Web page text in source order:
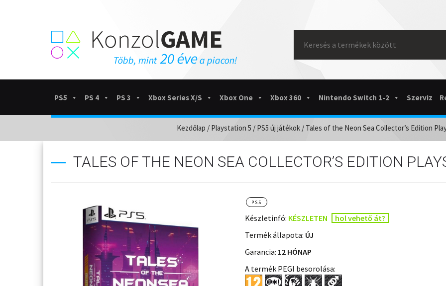
for:
PS5 PS 4 PS 3 Xbox Series X/S Xbox One Xbox 360 Nintendo Switch 1-2 Szerviz
Kezdőlap / Playstation 5 / PS5 új játékok / Tales of the Neon Sea Collector’s Edition
TALES OF THE NEON SEA COLLECTOR’S EDITION
PS5
Készletinfó: KÉSZLETEN
hol vehető át?
Termék állapota: ÚJ
Garancia: 12 HÓNAP
A termék PEGI besorolása: